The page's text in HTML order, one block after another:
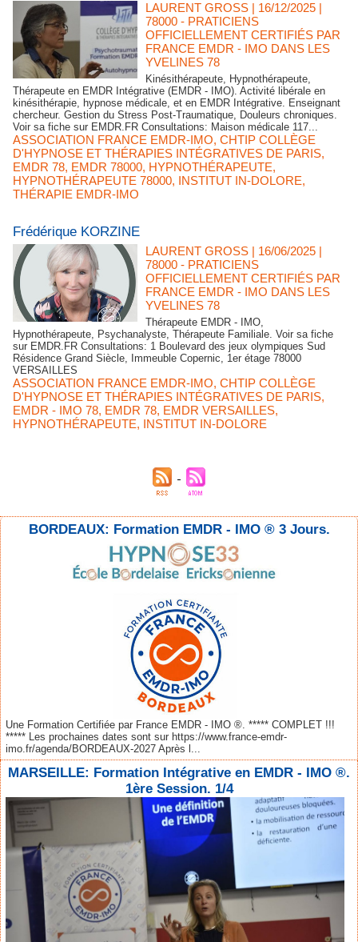
LAURENT GROSS | 16/12/2025 |
78000 - PRATICIENS
OFFICIELLEMENT CERTIFIÉS PAR
FRANCE EMDR - IMO DANS LES
YVELINES 78
Kinésithérapeute, Hypnothérapeute,
Thérapeute en EMDR Intégrative (EMDR - IMO). Activité libérale en
kinésithérapie, hypnose médicale, et en EMDR Intégrative. Enseignant
chercheur. Gestion du Stress Post-Traumatique, Douleurs chroniques.
Voir sa fiche sur EMDR.FR Consultations: Maison médicale 117...
ASSOCIATION FRANCE EMDR-IMO, CHTIP COLLÈGE
D'HYPNOSE ET THÉRAPIES INTÉGRATIVES DE PARIS,
EMDR 78, EMDR 78000, HYPNOTHÉRAPEUTE,
HYPNOTHÉRAPEUTE 78000, INSTITUT IN-DOLORE,
THÉRAPIE EMDR-IMO
Frédérique KORZINE
LAURENT GROSS | 16/06/2025 |
78000 - PRATICIENS
OFFICIELLEMENT CERTIFIÉS PAR
FRANCE EMDR - IMO DANS LES
YVELINES 78
Thérapeute EMDR - IMO,
Hypnothérapeute, Psychanalyste, Thérapeute Familiale. Voir sa fiche
sur EMDR.FR Consultations: 1 Boulevard des jeux olympiques Sud
Résidence Grand Siècle, Immeuble Copernic, 1er étage 78000
VERSAILLES
ASSOCIATION FRANCE EMDR-IMO, CHTIP COLLÈGE
D'HYPNOSE ET THÉRAPIES INTÉGRATIVES DE PARIS,
EMDR - IMO 78, EMDR 78, EMDR VERSAILLES,
HYPNOTHÉRAPEUTE, INSTITUT IN-DOLORE
BORDEAUX: Formation EMDR - IMO ® 3 Jours.
Une Formation Certifiée par France EMDR - IMO ®. ***** COMPLET !!!
***** Les prochaines dates sont sur https://www.france-emdr-
imo.fr/agenda/BORDEAUX-2027 Après l...
MARSEILLE: Formation Intégrative en EMDR - IMO ®.
1ère Session. 1/4